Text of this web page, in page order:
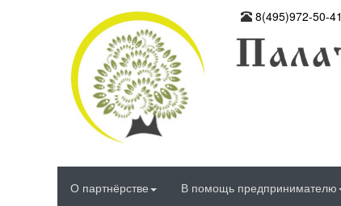
8(495)972-50-41
О партнёрстве В помощь предпринимателю